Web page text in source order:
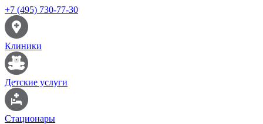
+7 (495) 730-77-30
Клиники
Детские услуги
Стационары